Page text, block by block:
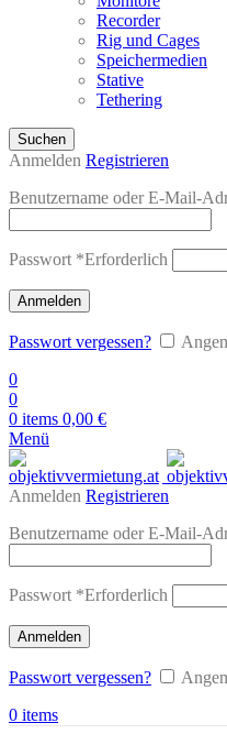
Recorder
Rig und Cages
Speichermedien
Stative
Tethering
Suchen
Anmelden Registrieren
Benutzername oder E-Mail-
Passwort *Erforderlich
Anmelden
Passwort vergessen?
0
0
0 items 0,00 €
Menü
Anmelden Registrieren
Benutzername oder E-Mail-
Passwort *Erforderlich
Anmelden
Passwort vergessen?
0 items